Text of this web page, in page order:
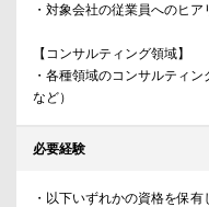
・対象会社の従業員へのヒア
【コンサルティング領域】
・各種領域のコンサルティ
など）
必要経験
・以下いずれかの資格を保有